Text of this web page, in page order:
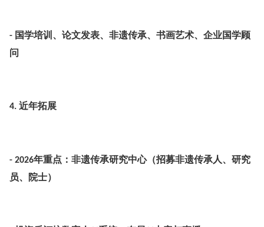
- 国学培训、论文发表、非遗传承、书画艺术、企业国学顾
问
4. 近年拓展
- 2026年重点：非遗传承研究中心（招募非遗传承人、研究
员、院士）